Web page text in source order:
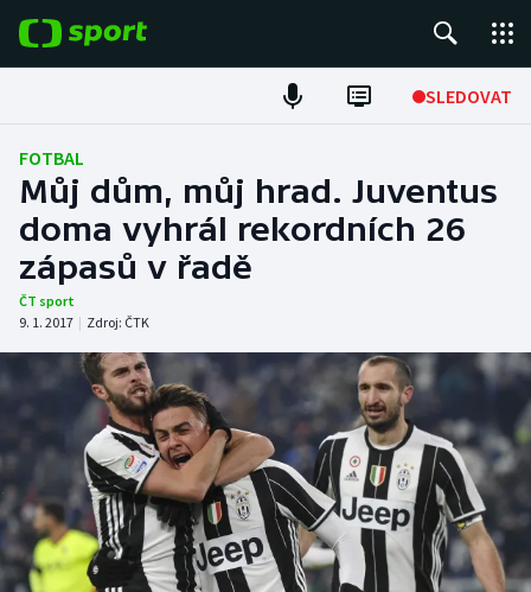
SLEDOVAT
Fotbal
Hokej
Tenis
Atletika
Cyklistika
DALŠÍ SPORTY
Americký fotbal
Baseball a softbal
NEPŘEHLÉDNĚTE
Soutěže
FOTBAL
Můj dům, můj hrad. Juventus
doma vyhrál rekordních 26
zápasů v řadě
ČT sport
9. 1. 2017 | Zdroj: ČTK